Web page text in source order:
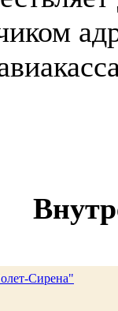
Сирена"